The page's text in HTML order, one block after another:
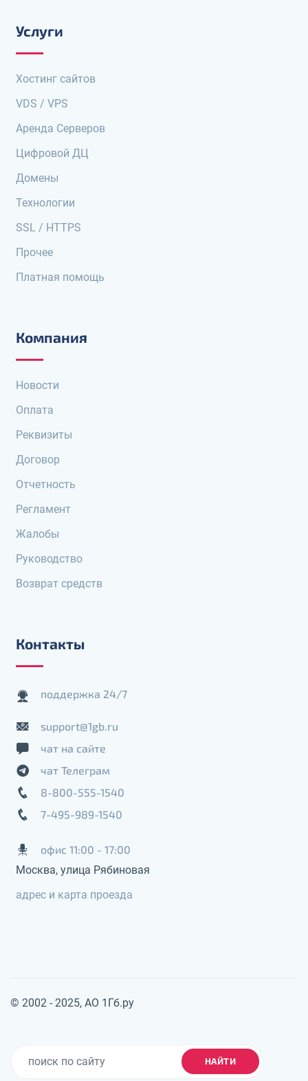
Услуги
Хостинг сайтов
VDS / VPS
Аренда Серверов
Цифровой ДЦ
Домены
Технологии
SSL / HTTPS
Прочее
Платная помощь
Компания
Новости
Оплата
Реквизиты
Договор
Отчетность
Регламент
Жалобы
Руководство
Возврат средств
Контакты
поддержка 24/7
support@1gb.ru
чат на сайте
чат Телеграм
8-800-555-1540
7-495-989-1540
офис 11:00 - 17:00
Москва, улица Рябиновая
адрес и карта проезда
© 2002 - 2025, АО 1Гб.ру
НАЙТИ